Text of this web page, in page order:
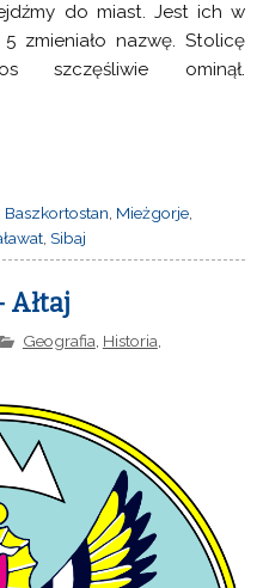
do miast. Jest ich w
zmieniało nazwę. Stolicę
ominął.
Baszkortostan Mieżgorje
,Sibaj
Ałtaj
Geografia Historia